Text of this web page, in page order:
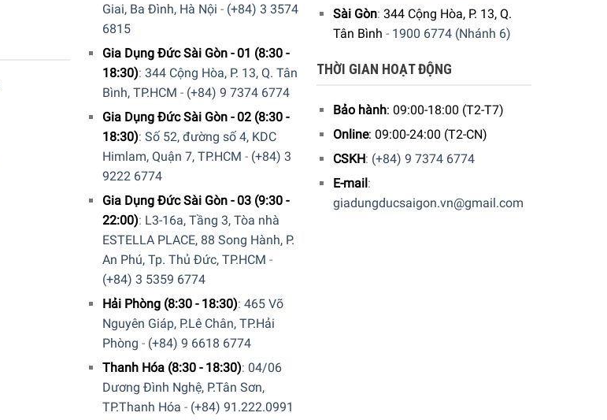
Giai, Ba Đình, Hà Nội - (+84) 3 3574
6815
Gia Dụng Đức Sài Gòn - 01 (8:30 -
18:30): 344 Cộng Hòa, P. 13, Q. Tân
Bình, TP.HCM - (+84) 9 7374 6774
Gia Dụng Đức Sài Gòn - 02 (8:30 -
18:30): Số 52, đường số 4, KDC
Himlam, Quận 7, TP.HCM - (+84) 3
9222 6774
Gia Dụng Đức Sài Gòn - 03 (9:30 -
22:00): L3-16a, Tầng 3, Tòa nhà
ESTELLA PLACE, 88 Song Hành, P.
An Phú, Tp. Thủ Đức, TP.HCM -
(+84) 3 5359 6774
Hải Phòng (8:30 - 18:30): 465 Võ
Nguyên Giáp, P.Lê Chân, TP.Hải
Phòng - (+84) 9 6618 6774
Thanh Hóa (8:30 - 18:30): 04/06
Dương Đình Nghệ, P.Tân Sơn,
TP.Thanh Hóa - (+84) 91.222.0991
Sài Gòn: 344 Cộng Hòa, P. 13, Q.
Tân Bình - 1900 6774 (Nhánh 6)
THỜI GIAN HOẠT ĐỘNG
Bảo hành: 09:00-18:00 (T2-T7)
Online: 09:00-24:00 (T2-CN)
CSKH: (+84) 9 7374 6774
E-mail:
giadungducsaigon.vn@gmail.com